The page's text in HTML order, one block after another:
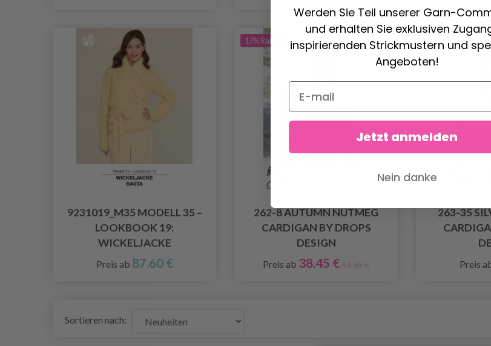
9231019_M35 MODELL 35 –
LOOKBOOK 19:
WICKELJACKE
Preis ab 87.60 €
17% Rabatt
262-8 AUTUMN NUTMEG
CARDIGAN BY DROPS
DESIGN
Preis ab 38.45 €46.85 €
263-35
Preis
Sortieren nach:
Werden Sie Teil unserer Garn-
und erhalten Sie exklusiven
inspirierenden Strickmustern und
Angeboten!
Jetzt anmelden
Nein danke